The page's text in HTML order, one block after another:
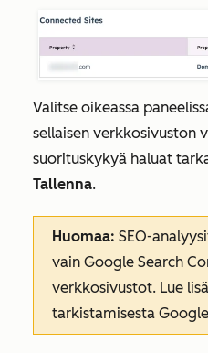
Valitse oikeassa
sellaisen verkkosivuston
suorituskykyä haluat
Tallenna.
Huomaa: SEO-
vain Google Search
verkkosivustot. Lue
tarkistamisesta